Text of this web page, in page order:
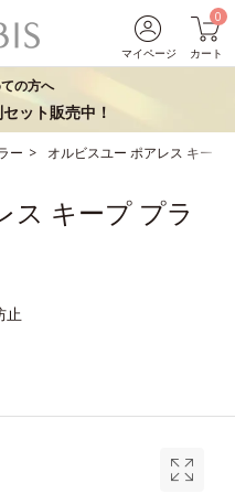
マイページ
0
カート
の方へ
ット販売中！
ー オルビスユー ポアレス キープ
ス キープ プラ
止